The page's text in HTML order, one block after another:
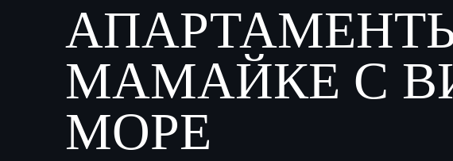
МАМАЙКЕ С
МОРЕ